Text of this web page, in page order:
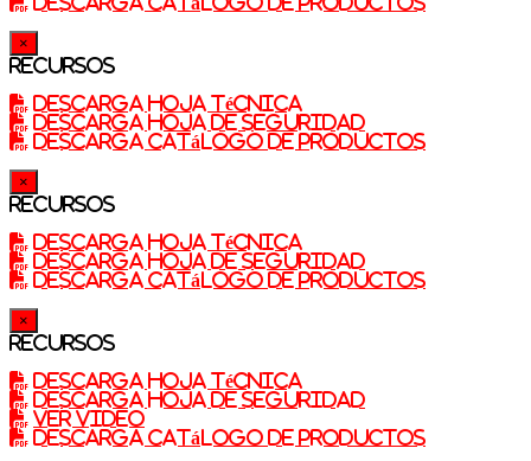
×
Recursos
Descarga Hoja técnica
Descarga Hoja de seguridad
Descarga catálogo de productos
×
Recursos
Descarga Hoja técnica
Descarga Hoja de seguridad
Descarga catálogo de productos
×
Recursos
Descarga Hoja técnica
Descarga Hoja de seguridad
Ver video
Descarga catálogo de productos